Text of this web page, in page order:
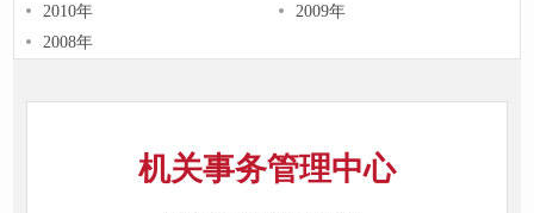
2010年
2009年
2008年
机关事务管理中心